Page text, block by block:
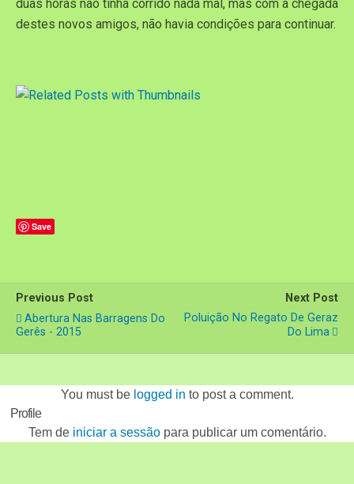
duas horas não tinha corrido nada mal, mas com a chegada
destes novos amigos, não havia condições para continuar.
Save
Previous Post
Abertura Nas Barragens Do
Gerês - 2015
Next Post
Poluição No Regato De Geraz
Do Lima
You must be logged in to post a comment.
Profile
Tem de iniciar a sessãopara publicar um comentário.